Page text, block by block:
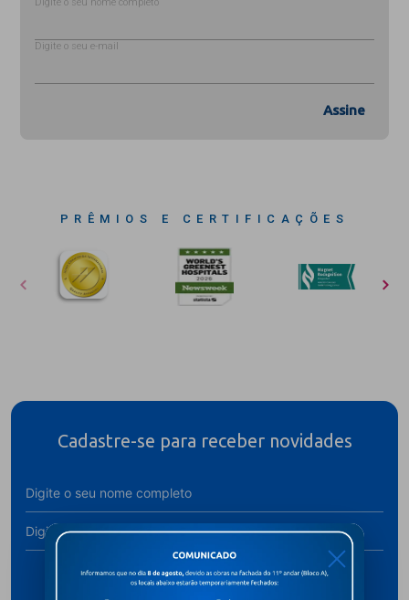
Digite o seu e-mail
Assine
PRÊMIOS E CERTIFICAÇÕES
Cadastre-se para receber novidades
Assine
X